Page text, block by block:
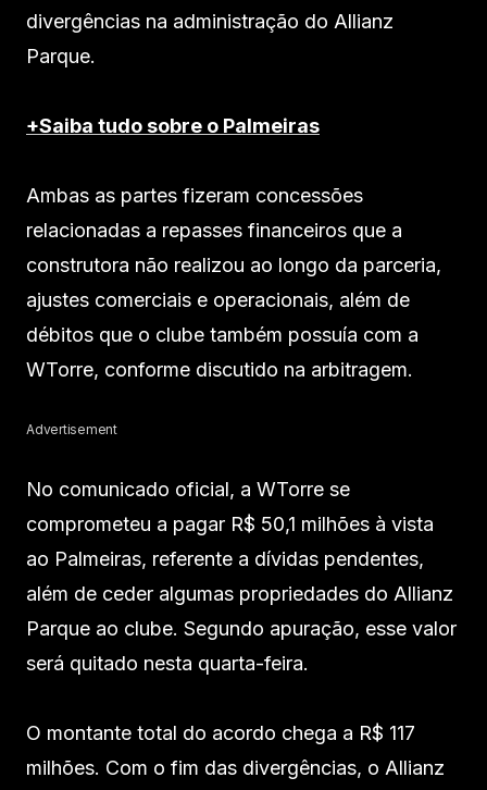
divergências na administração do Allianz
Parque.
+Saiba tudo sobre o Palmeiras
Ambas as partes fizeram concessões
relacionadas a repasses financeiros que a
construtora não realizou ao longo da parceria,
ajustes comerciais e operacionais, além de
débitos que o clube também possuía com a
WTorre, conforme discutido na arbitragem.
Advertisement
No comunicado oficial, a WTorre se
comprometeu a pagar R$ 50,1 milhões à vista
ao Palmeiras, referente a dívidas pendentes,
além de ceder algumas propriedades do Allianz
Parque ao clube. Segundo apuração, esse valor
será quitado nesta quarta-feira.
O montante total do acordo chega a R$ 117
milhões. Com o fim das divergências, o Allianz